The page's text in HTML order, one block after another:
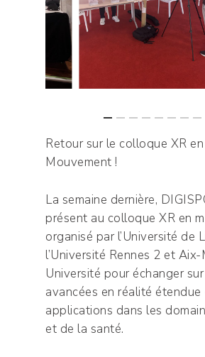
Retour sur le colloque XR en
Mouvement !
La semaine dernière,
présent au colloque XR en
organisé par l’Université de
l’Université Rennes 2 et
Université pour échanger
avancées en réalité étendue
applications dans les
et de la santé.